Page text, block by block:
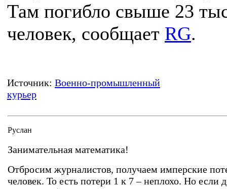
Там погибло свыше 23
человек, сообщает RG.
Источник: Военно-промышленный
курьер
Руслан
Занимательная математика!
Отбросим журналистов, получаем имперские
человек. То есть потери 1 к 7 – неплохо. Но если